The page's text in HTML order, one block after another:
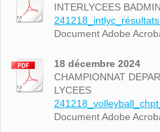
INTERLYCEES
Document Adobe
18 décembre 2024
CHAMPIONNAT
LYCEES
Document Adobe